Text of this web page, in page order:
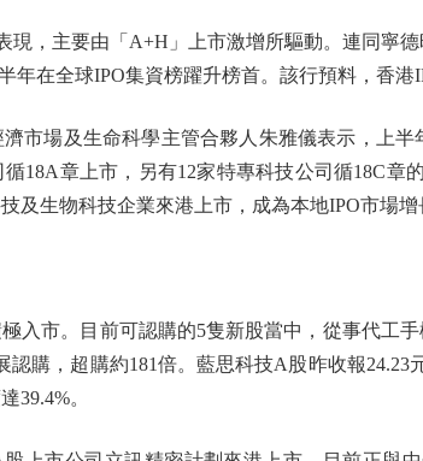
，主要由「A+H」上市激增所驅動。連同寧德
年在全球IPO集資榜躍升榜首。該行預料，香港
場及生命科學主管合夥人朱雅儀表示，上半
18A章上市，另有12家特專科技公司循18C章
及生物科技企業來港上市，成為本地IPO市場增
市。目前可認購的5隻新股當中，從事代工手
認購，超購約181倍。藍思科技A股昨收報24.23
39.4%。